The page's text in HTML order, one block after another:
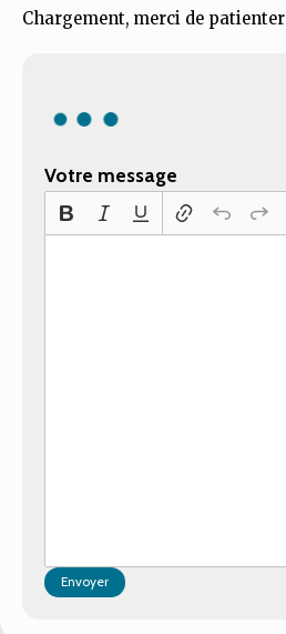
Chargement, merci de patienter
Votre message
Envoyer